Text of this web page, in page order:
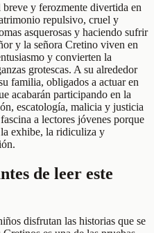
y ferozmente divertida en
repulsivo, cruel y
asquerosas y haciendo sufrir
y la señora Cretino viven en
y convierten la
grotescas. A su alrededor
familia, obligados a actuar en
acabarán participando en la
escatología, malicia y justicia
a lectores jóvenes porque
exhibe, la ridiculiza y
de leer este
disfrutan las historias que se